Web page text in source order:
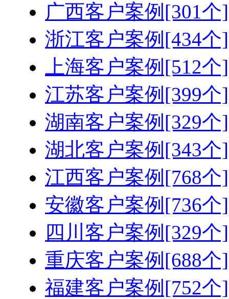
广西客户案例[301个]
浙江客户案例[434个]
上海客户案例[512个]
江苏客户案例[399个]
湖南客户案例[329个]
湖北客户案例[343个]
江西客户案例[768个]
安徽客户案例[736个]
四川客户案例[329个]
重庆客户案例[688个]
福建客户案例[752个]